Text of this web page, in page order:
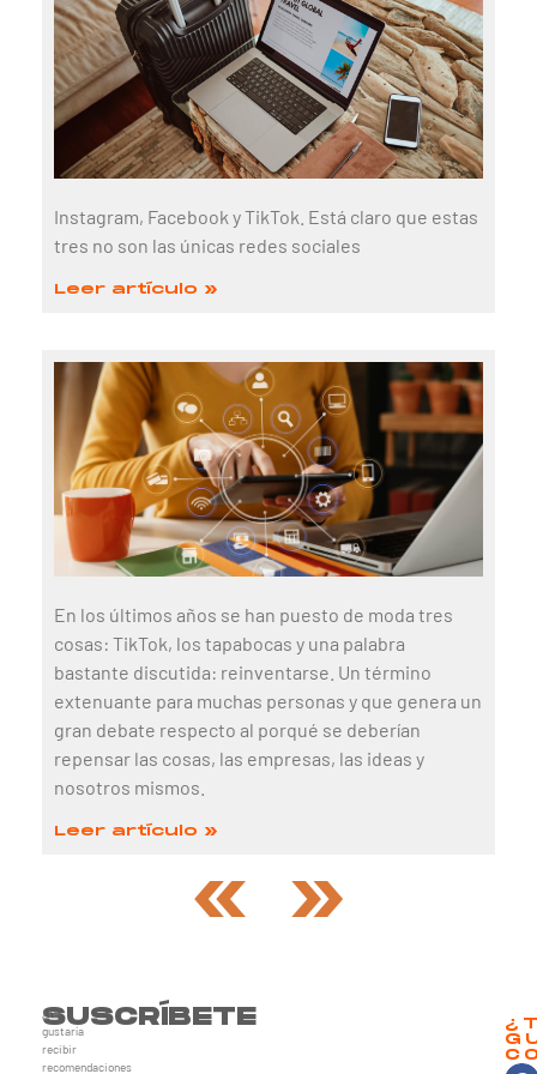
SUSCRÍBETE
¿te
gustaría
recibir
recomendaciones
Instagram, Facebook y TikTok. Está claro que estas
tres no son las únicas redes sociales
Leer artículo »
En los últimos años se han puesto de moda tres
cosas: TikTok, los tapabocas y una palabra
bastante discutida: reinventarse. Un término
extenuante para muchas personas y que genera un
gran debate respecto al porqué se deberían
repensar las cosas, las empresas, las ideas y
nosotros mismos.
Leer artículo »
« »